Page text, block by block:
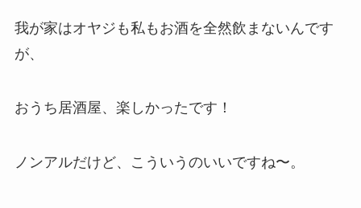
我が家はオヤジも私もお酒を全然飲まないんです
が、
おうち居酒屋、楽しかったです！
ノンアルだけど、こういうのいいですね〜。